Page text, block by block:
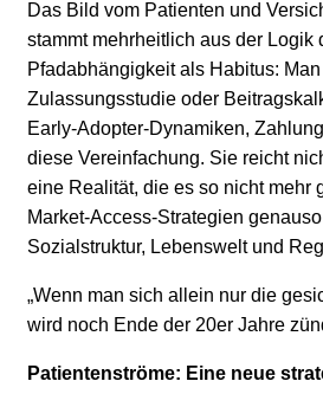
Das Bild vom Patienten und
stammt mehrheitlich aus der
Pfadabhängigkeit als Habitus:
Zulassungsstudie oder
Early-Adopter-Dynamiken,
diese Vereinfachung. Sie reicht
eine Realität, die es so nicht mehr
Market-Access-Strategien
Sozialstruktur, Lebenswelt und
„Wenn man sich allein nur die
wird noch Ende der 20er Jahre
Patientenströme: Eine neue